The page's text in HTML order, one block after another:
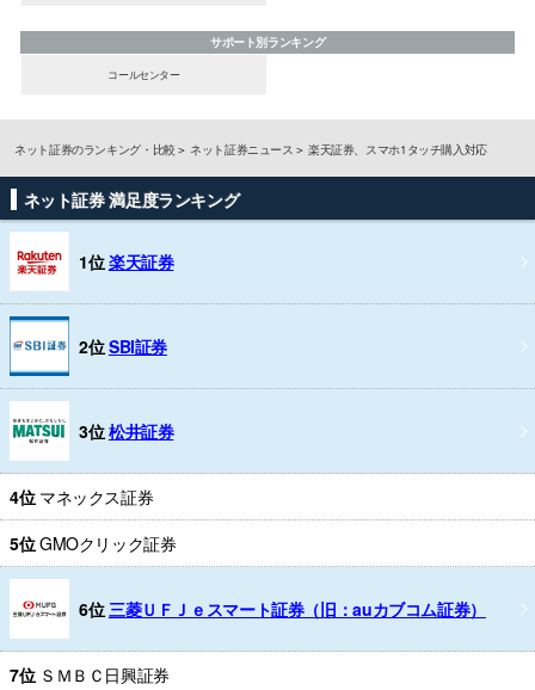
サポート別ランキング
コールセンター
ネット証券のランキング・比較 ネット証券ニュース 楽天証券、スマホ1タッチ購入対応
ネット証券 満足度ランキング
1位楽天証券
2位SBI証券
3位松井証券
4位 マネックス証券
5位GMOクリック証券
6位三菱ＵＦＪｅスマート証券（旧：auカブコム証券）
7位 ＳＭＢＣ日興証券